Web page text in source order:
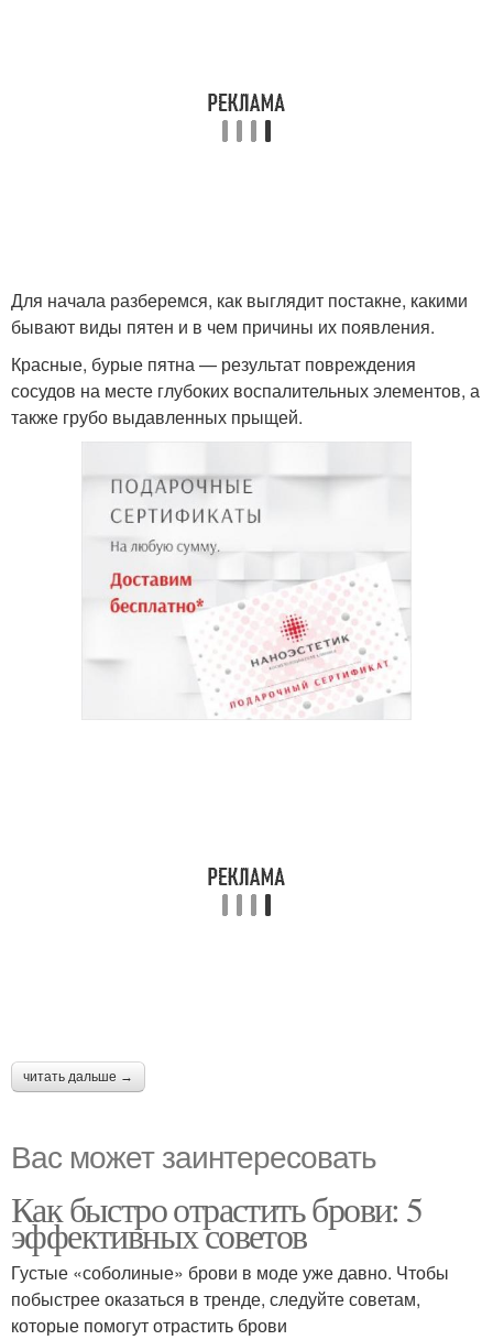
Для начала разберемся, как выглядит постакне, какими
бывают виды пятен и в чем причины их появления.
Красные, бурые пятна — результат повреждения
сосудов на месте глубоких воспалительных элементов, а
также грубо выдавленных прыщей.
читать дальше →
Вас может заинтересовать
Как быстро отрастить брови: 5
эффективных советов
Густые «соболиные» брови в моде уже давно. Чтобы
побыстрее оказаться в тренде, следуйте советам,
которые помогут отрастить брови